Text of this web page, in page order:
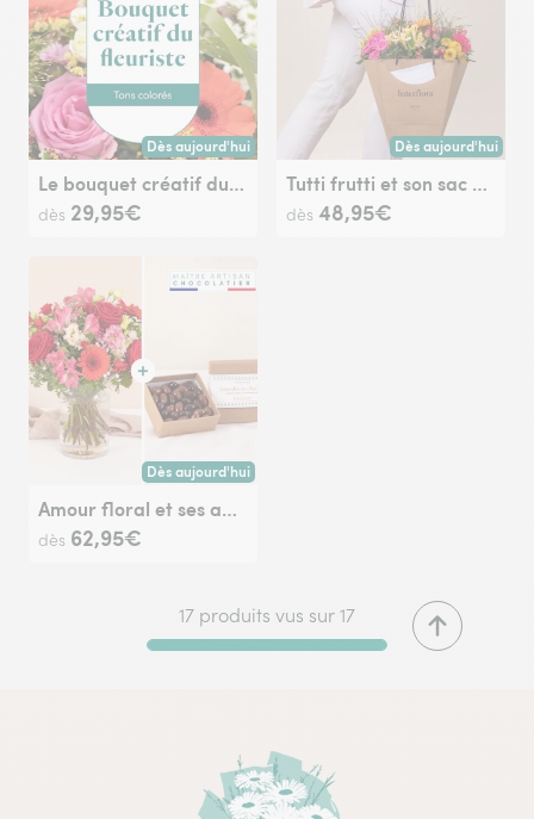
Dès aujourd'hui
Livraison dès aujourd'hui (pour toute commande passée
Le bouquet créatif du fleuriste multicolore
dès 29,95€
Dès aujourd'hui
Livraison dès
Tutti frutti et son sac cadeau
dès 48,95€
Dès aujourd'hui
Livraison dès aujourd'hui (pour toute commande passée
Amour floral et ses amandes au chocolat
dès 62,95€
17 produits vus sur 17